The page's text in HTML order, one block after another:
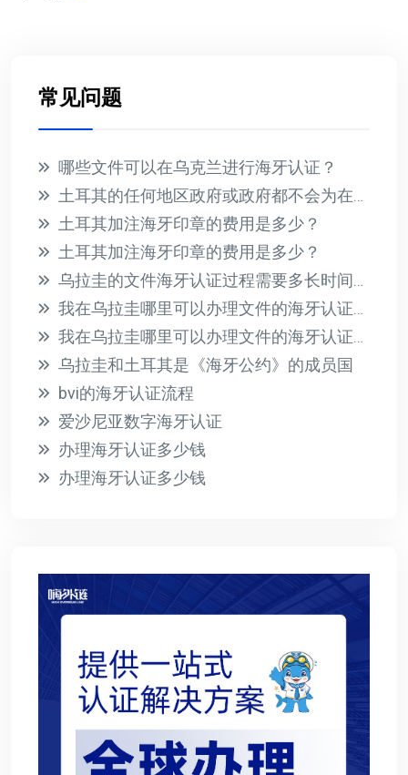
常见问题
哪些文件可以在乌克兰进行海牙认证？
土耳其的任何地区政府或政府都不会为在国外收到的文件提供海牙认证
土耳其加注海牙印章的费用是多少？
土耳其加注海牙印章的费用是多少？
乌拉圭的文件海牙认证过程需要多长时间？此过程的相关费用是多少？
我在乌拉圭哪里可以办理文件的海牙认证？有哪些必要的要求？
我在乌拉圭哪里可以办理文件的海牙认证？有哪些必要的要求？
乌拉圭和土耳其是《海牙公约》的成员国
bvi的海牙认证流程
爱沙尼亚数字海牙认证
办理海牙认证多少钱
办理海牙认证多少钱